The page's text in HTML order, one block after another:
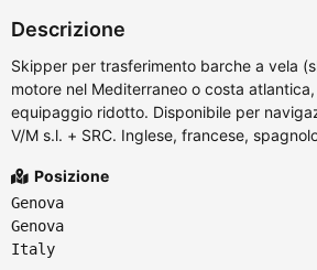
Descrizione
Skipper per trasferimento barche a vela
motore nel Mediterraneo o costa
equipaggio ridotto. Disponibile per
V/M s.l. + SRC. Inglese, francese,
Posizione
Genova
Genova
Italy